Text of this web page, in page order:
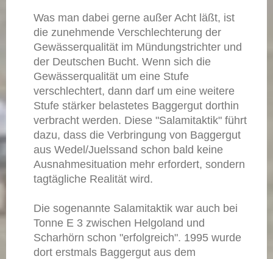
Was man dabei gerne außer Acht läßt, ist
die zunehmende Verschlechterung der
Gewässerqualität im Mündungstrichter und
der Deutschen Bucht. Wenn sich die
Gewässerqualität um eine Stufe
verschlechtert, dann darf um eine weitere
Stufe stärker belastetes Baggergut dorthin
verbracht werden. Diese "Salamitaktik" führt
dazu, dass die Verbringung von Baggergut
aus Wedel/Juelssand schon bald keine
Ausnahmesituation mehr erfordert, sondern
tagtägliche Realität wird.
Die sogenannte Salamitaktik war auch bei
Tonne E 3 zwischen Helgoland und
Scharhörn schon "erfolgreich". 1995 wurde
dort erstmals Baggergut aus dem